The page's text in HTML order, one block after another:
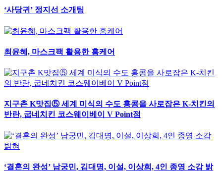
‘사당귀’ 정지선 소개팅
최윤혜, 마스크팩 활용한 홈케어
지구촌 K맛집⑤ 세계 미식의 수도 홍콩을 사로잡은 K-치킨의
반란, 굽네치킨 코스웨이베이 V Point점
‘결혼의 완성’ 남궁민, 김대명, 이설, 이상희, 4인 종영 소감 밝